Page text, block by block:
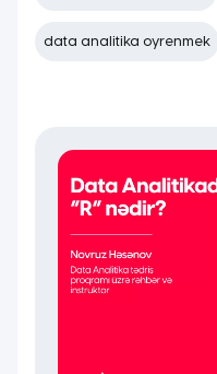
data analitika oyrenmek